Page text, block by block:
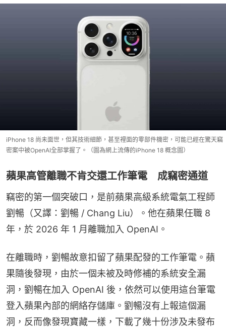
iPhone 18 尚未面世，但其技術細節，甚至裡面的零部件機密，可能已經在驚天竊
密案中被OpenAI全部掌握了。（圖為網上流傳的iPhone 18 概念圖）
蘋果高管離職不肯交還工作筆電 成竊密通道
竊密的第一個突破口，是前蘋果高級系統電氣工程師
劉暢（又譯：劉暢 / Chang Liu）。他在蘋果任職 8
年，於 2026 年 1 月離職加入 OpenAI。
在離職時，劉暢故意扣留了蘋果配發的工作筆電。蘋
果隨後發現，由於一個未被及時修補的系統安全漏
洞，劉暢在加入 OpenAI 後，依然可以使用這台筆電
登入蘋果內部的網絡存儲庫。劉暢沒有上報這個漏
洞，反而像發現寶藏一樣，下載了幾十份涉及未發布